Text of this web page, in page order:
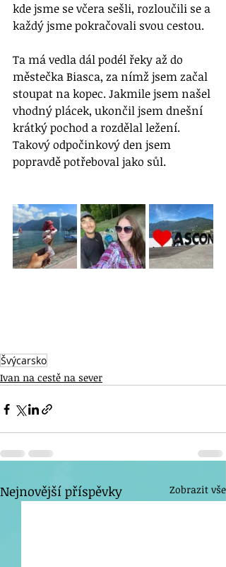
kde jsme se včera sešli, rozloučili se a
každý jsme pokračovali svou cestou.
Ta má vedla dál podél řeky až do
městečka Biasca, za nímž jsem začal
stoupat na kopec. Jakmile jsem našel
vhodný plácek, ukončil jsem dnešní
krátký pochod a rozdělal ležení.
Takový odpočinkový den jsem
popravdě potřeboval jako sůl.
Švýcarsko
Ivan na cestě na sever
Nejnovější příspěvky Zobrazit vše